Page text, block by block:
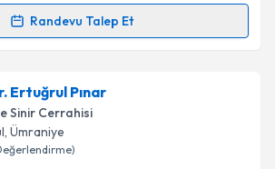
işlenmesini kabul ediyorum.
Randevu Talep Et
Talebi
Olgün Pekeriçin randevu takvimi talebi
bu uzmandan randevu almanız için bir
e-posta ile bilgilendireceğiz.
Ertuğrul Pınar
Sinir Cerrahisi
, Ümraniye